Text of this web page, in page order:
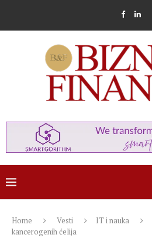
Home Vesti IT i nauka
kancerogenih ćelija